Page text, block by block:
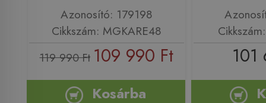
Azonosító: 179198
Cikkszám: MGKARE48
119 990 Ft 109 990 Ft
Kosárba
101